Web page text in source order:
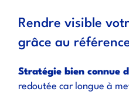
Rendre visible
grâce au
Stratégie bien connue
redoutée car longue à